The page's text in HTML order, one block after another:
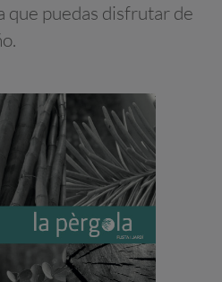
que puedas disfrutar de